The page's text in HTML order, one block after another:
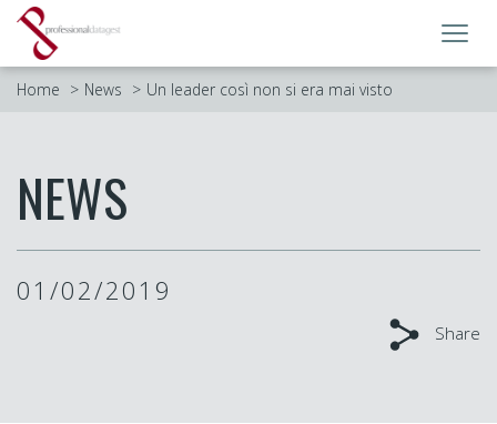
Home News Un leader così non si era mai visto
NEWS
01/02/2019
Share